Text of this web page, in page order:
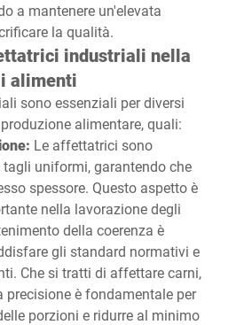
a mantenere un'elevata
la qualità.
industriali nella
alimenti
sono essenziali per diversi
alimentare, quali:
Le affettatrici sono
uniformi, garantendo che
spessore. Questo aspetto è
nella lavorazione degli
della coerenza è
gli standard normativi e
Che si tratti di affettare carni,
precisione è fondamentale per
porzioni e ridurre al minimo